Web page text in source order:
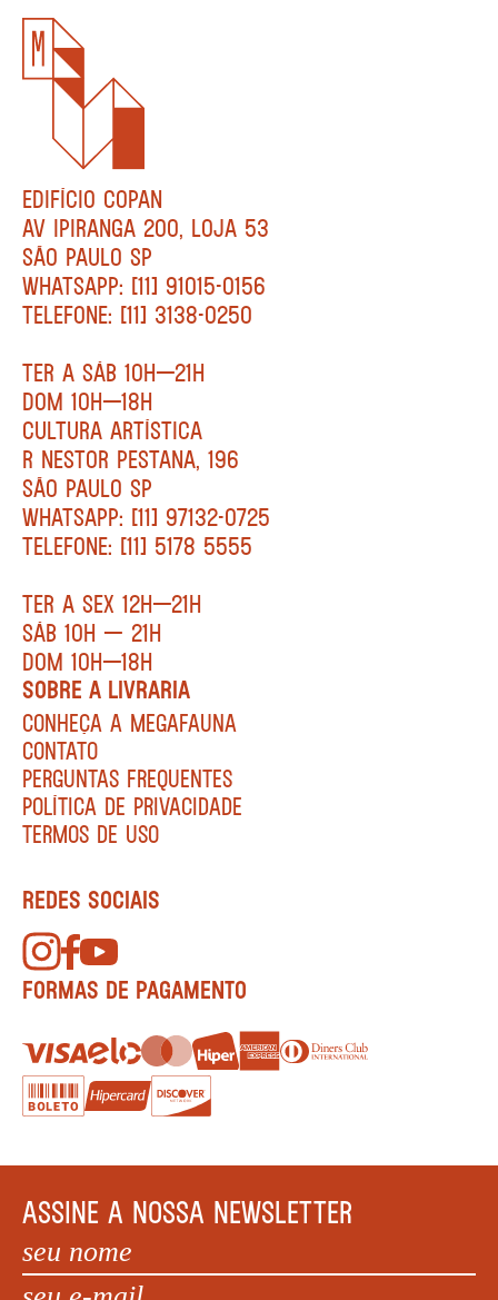
EDIFÍCIO COPAN
AV IPIRANGA 200, LOJA 53
SÃO PAULO SP
WHATSAPP: [11] 91015-0156
TELEFONE: [11] 3138-0250
TER A SÁB 10H—21H
DOM 10H—18H
CULTURA ARTÍSTICA
R NESTOR PESTANA, 196
SÃO PAULO SP
WHATSAPP: [11] 97132-0725
TELEFONE: [11] 5178 5555
TER A SEX 12H—21H
SÁB 10H — 21H
DOM 10H—18H
SOBRE A LIVRARIA
CONHEÇA A MEGAFAUNA
CONTATO
PERGUNTAS FREQUENTES
POLÍTICA DE PRIVACIDADE
TERMOS DE USO
REDES SOCIAIS
FORMAS DE PAGAMENTO
ASSINE A NOSSA NEWSLETTER